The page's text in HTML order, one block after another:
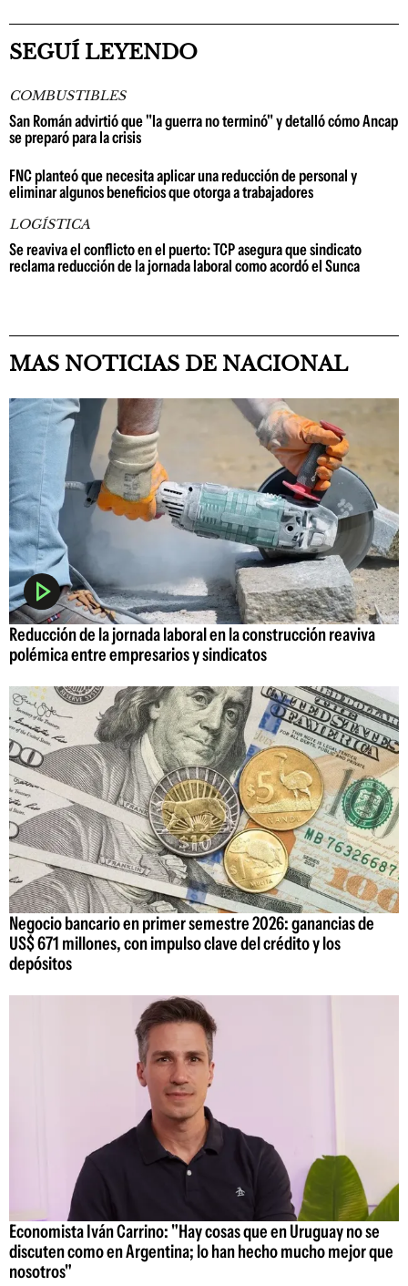
SEGUÍ LEYENDO
COMBUSTIBLES
San Román advirtió que "la guerra no terminó" y detalló cómo Ancap
se preparó para la crisis
FNC planteó que necesita aplicar una reducción de personal y
eliminar algunos beneficios que otorga a trabajadores
LOGÍSTICA
Se reaviva el conflicto en el puerto: TCP asegura que sindicato
reclama reducción de la jornada laboral como acordó el Sunca
MAS NOTICIAS DE NACIONAL
Reducción de la jornada laboral en la construcción reaviva
polémica entre empresarios y sindicatos
Negocio bancario en primer semestre 2026: ganancias de
US$ 671 millones, con impulso clave del crédito y los
depósitos
Economista Iván Carrino: "Hay cosas que en Uruguay no se
discuten como en Argentina; lo han hecho mucho mejor que
nosotros"